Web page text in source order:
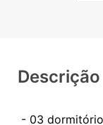
Descrição
- 03